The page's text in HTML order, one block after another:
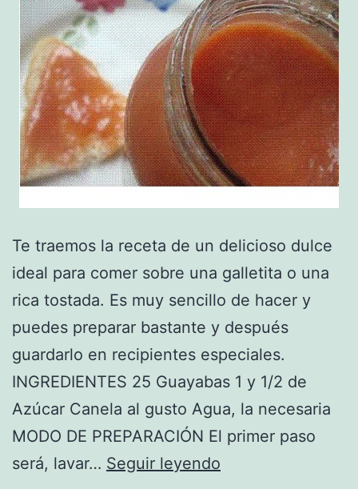
Te traemos la receta de un delicioso dulce
ideal para comer sobre una galletita o una
rica tostada. Es muy sencillo de hacer y
puedes preparar bastante y después
guardarlo en recipientes especiales.
INGREDIENTES 25 Guayabas 1 y 1/2 de
Azúcar Canela al gusto Agua, la necesaria
MODO DE PREPARACIÓN El primer paso
será, lavar… Seguir leyendo